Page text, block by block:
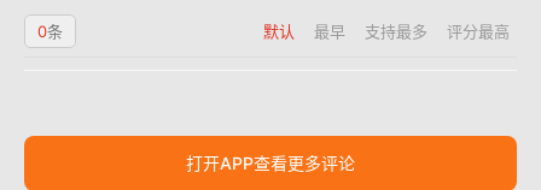
默认 最早 支持最多 评分最高
0条
打开APP查看更多评论